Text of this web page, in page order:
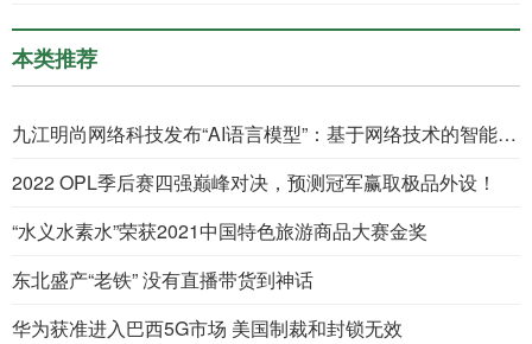
本类推荐
九江明尚网络科技发布“AI语言模型”：基于网络技术的智能化语言交互服务
2022 OPL季后赛四强巅峰对决，预测冠军赢取极品外设！
“水义水素水”荣获2021中国特色旅游商品大赛金奖
东北盛产“老铁” 没有直播带货到神话
华为获准进入巴西5G市场 美国制裁和封锁无效